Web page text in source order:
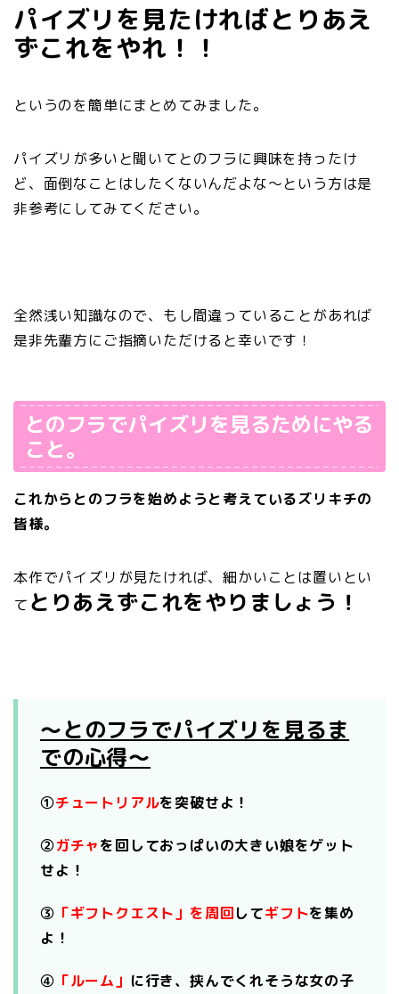
パイズリを見たければとりあえ
ずこれをやれ！！
というのを簡単にまとめてみました。
パイズリが多いと聞いてとのフラに興味を持ったけ
ど、面倒なことはしたくないんだよな～という方は是
非参考にしてみてください。
全然浅い知識なので、もし間違っていることがあれば
是非先輩方にご指摘いただけると幸いです！
とのフラでパイズリを見るためにやる
こと。
これからとのフラを始めようと考えているズリキチの
皆様。
本作でパイズリが見たければ、細かいことは置いとい
て とりあえずこれをやりましょう！
～とのフラでパイズリを見るま
での心得～
①チュートリアルを突破せよ！
②ガチャを回しておっぱいの大きい娘をゲット
せよ！
③ 「ギフトクエスト」を周回してギフトを集め
よ！
④ 「ルーム」 に行き、挟んでくれそうな女の子